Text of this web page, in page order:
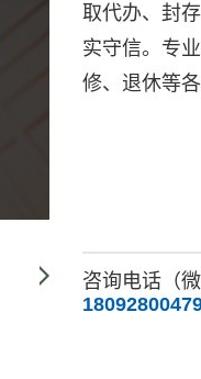
取代办、封
实守信。专
修、退休等
咨询电话（微